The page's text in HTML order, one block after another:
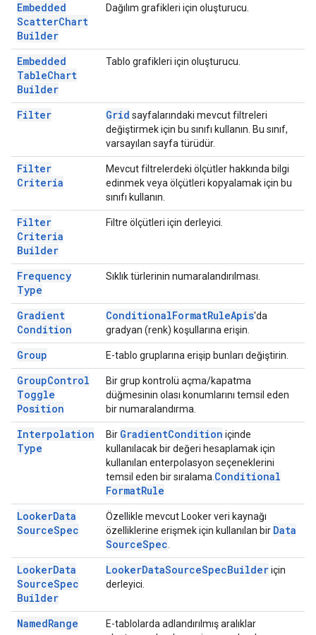
Embedded
ScatterChart
Builder
Dağılım grafikleri için oluşturucu.
Embedded
TableChart
Builder
Tablo grafikleri için oluşturucu.
Filter Grid sayfalarındaki mevcut filtreleri
değiştirmek için bu sınıfı kullanın. Bu sınıf,
varsayılan sayfa türüdür.
Filter
Criteria
Mevcut filtrelerdeki ölçütler hakkında bilgi
edinmek veya ölçütleri kopyalamak için bu
sınıfı kullanın.
Filter
Criteria
Builder
Filtre ölçütleri için derleyici.
Frequency
Type
Sıklık türlerinin numaralandırılması.
Gradient
Condition
ConditionalFormatRuleApis'da
gradyan (renk) koşullarına erişin.
Group E-tablo gruplarına erişip bunları değiştirin.
GroupControl
Toggle
Position
Bir grup kontrolü açma/kapatma
düğmesinin olası konumlarını temsil eden
bir numaralandırma.
Interpolation
Type
Bir GradientCondition içinde
kullanılacak bir değeri hesaplamak için
kullanılan enterpolasyon seçeneklerini
temsil eden bir sıralama. Conditional
FormatRule
LookerData
SourceSpec
Özellikle mevcut Looker veri kaynağı
özelliklerine erişmek için kullanılan bir Data
SourceSpec
LookerData
SourceSpec
Builder
LookerDataSourceSpecBuilderiçin
derleyici.
NamedRange
E-tablolarda adlandırılmış aralıklar